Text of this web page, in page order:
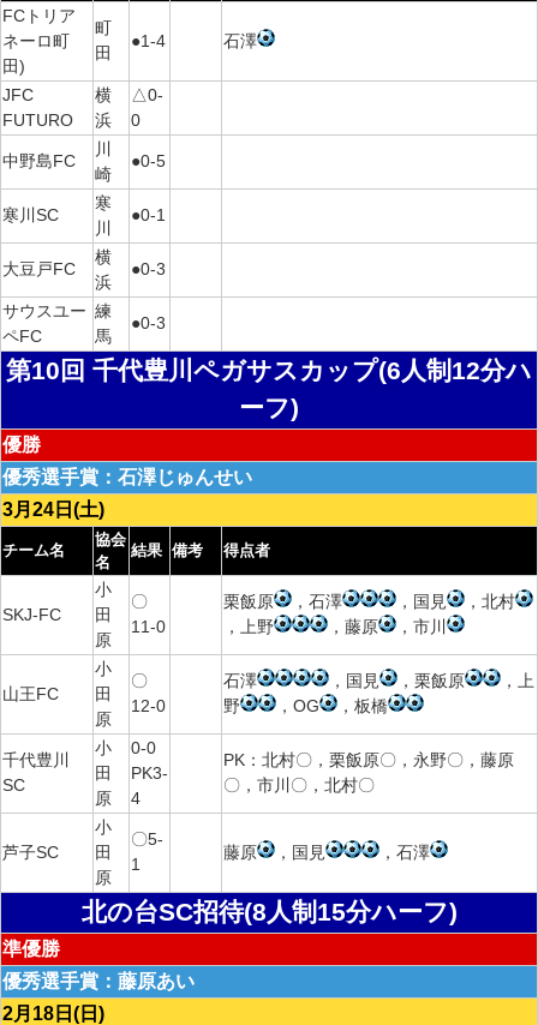
FCトリア
ネーロ町
田)
町
田
●1-4 石澤
JFC
FUTURO
横
浜
△0-
0
中野島FC
川
崎
●0-5
寒川SC
寒
川
●0-1
大豆戸FC
横
浜
●0-3
サウスユー
ペFC
練
馬
●0-3
第10回 千代豊川ペガサスカップ(6人制12分ハ
ーフ)
優勝
優秀選手賞：石澤じゅんせい
3月24日(土)
チーム名
協会
名
結果 備考 得点者
SKJ-FC
小
田
原
〇
11-0
栗飯原 ，石澤 ，国見
，北村
，上野
，藤原 ，市川
山王FC
小
田
原
〇
12-0
石澤 ，国見 ，栗飯原
，上
野
，OG ，板橋
千代豊川
SC
小
田
原
0-0
PK3-
4
PK：北村〇，栗飯原〇，永野〇，藤原
〇，市川〇，北村〇
芦子SC
小
田
原
〇5-
1
藤原 ，国見 ，石澤
北の台SC招待(8人制15分ハーフ)
準優勝
優秀選手賞：藤原あい
2月18日(日)